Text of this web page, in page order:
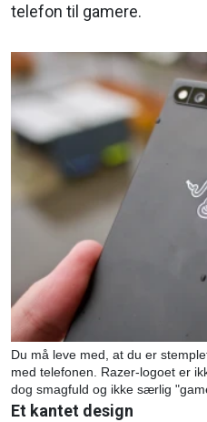
telefon til gamere.
Du må leve med, at du er
med telefonen. Razer-logoet er
dog smagfuld og ikke særlig
Et kantet design